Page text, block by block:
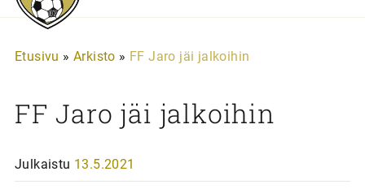
Etusivu » Arkisto » FF Jaro jäi jalkoihin
FF Jaro jäi jalkoihin
Julkaistu 13.5.2021